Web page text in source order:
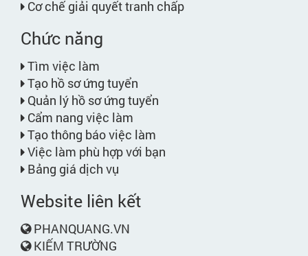
Cơ chế giải quyết tranh chấp
Chức năng
Tìm việc làm
Tạo hồ sơ ứng tuyển
Quản lý hồ sơ ứng tuyển
Cẩm nang việc làm
Tạo thông báo việc làm
Việc làm phù hợp với bạn
Bảng giá dịch vụ
Website liên kết
PHANQUANG.VN
KIẾM TRƯỜNG